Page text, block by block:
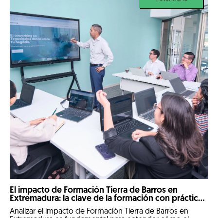
El impacto de Formación Tierra de Barros en
Extremadura: la clave de la formación con prácticas
reales
Analizar el impacto de Formación Tierra de Barros en